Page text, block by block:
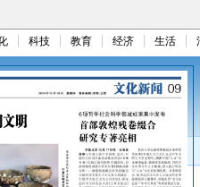
科技 教育 经济 生活